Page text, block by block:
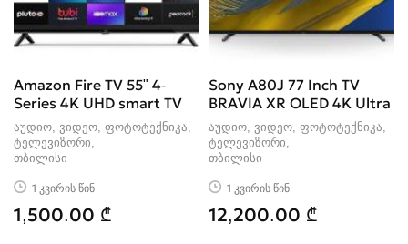
Amazon Fire TV 55" 4-
Series 4K UHD smart TV
აუდიო, ვიდეო, ფოტოტექნიკა,
ტელევიზორი
თბილისი
1 კვირის წინ
1,500.00 ₾
Sony A80J 77 Inch TV
BRAVIA XR OLED 4K Ultra
აუდიო, ვიდეო, ფოტოტექნიკა,
ტელევიზორი
თბილისი
1 კვირის წინ
12,200.00 ₾